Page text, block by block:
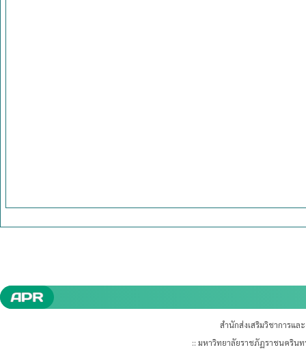
สำนักส่งเสริมวิชาการแ
:: มหาวิทยาลัยราชภัฏราชนคริน